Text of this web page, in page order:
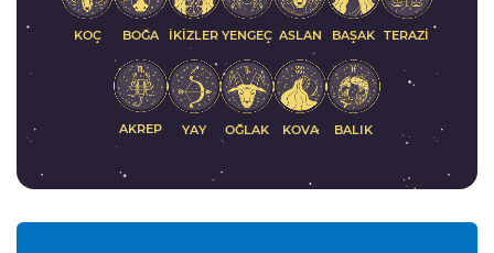
KOÇ BOĞA İKIZLER YENGEÇ ASLAN BAŞAK TERAZI
AKREP YAY OĞLAK KOVA BALIK